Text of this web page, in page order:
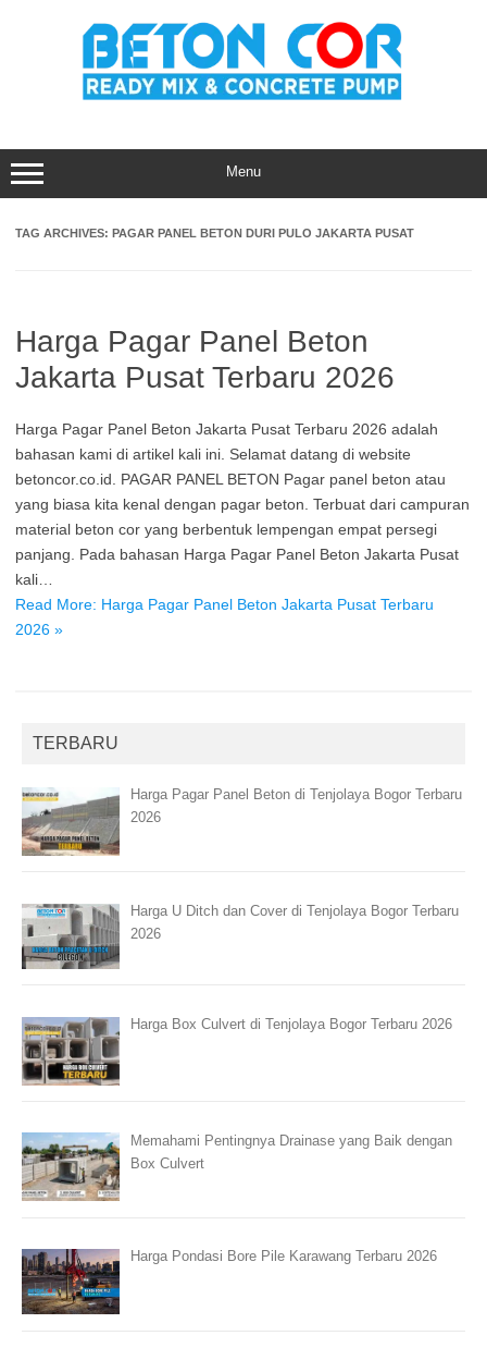
Menu
TAG ARCHIVES: PAGAR PANEL BETON DURI PULO JAKARTA PUSAT
Harga Pagar Panel Beton
Jakarta Pusat Terbaru 2026
Harga Pagar Panel Beton Jakarta Pusat Terbaru 2026 adalah
bahasan kami di artikel kali ini. Selamat datang di website
betoncor.co.id. PAGAR PANEL BETON Pagar panel beton atau
yang biasa kita kenal dengan pagar beton. Terbuat dari campuran
material beton cor yang berbentuk lempengan empat persegi
panjang. Pada bahasan Harga Pagar Panel Beton Jakarta Pusat
kali…
Read More: Harga Pagar Panel Beton Jakarta Pusat Terbaru
2026 »
TERBARU
Harga Pagar Panel Beton di Tenjolaya Bogor Terbaru
2026
Harga U Ditch dan Cover di Tenjolaya Bogor Terbaru
2026
Harga Box Culvert di Tenjolaya Bogor Terbaru 2026
Memahami Pentingnya Drainase yang Baik dengan
Box Culvert
Harga Pondasi Bore Pile Karawang Terbaru 2026